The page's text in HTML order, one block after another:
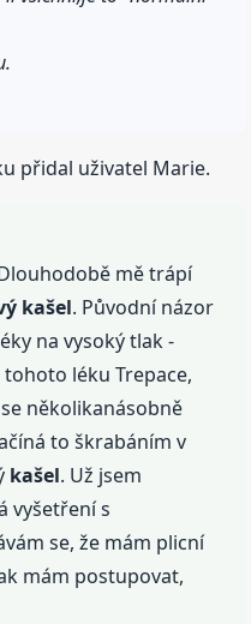
přidal uživatel Marie.
mě trápí
kašel. Původní názor
na vysoký tlak -
léku Trepace,
se několikanásobně
to škrabáním v
kašel. Už jsem
vyšetření s
se, že mám plicní
mám postupovat,